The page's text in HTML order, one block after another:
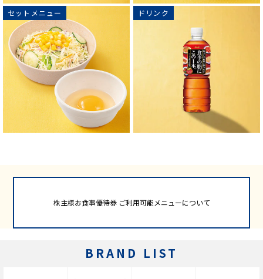
セットメニュー ドリンク
株主様お食事優待券 ご利用可能メニューについて
BRAND LIST